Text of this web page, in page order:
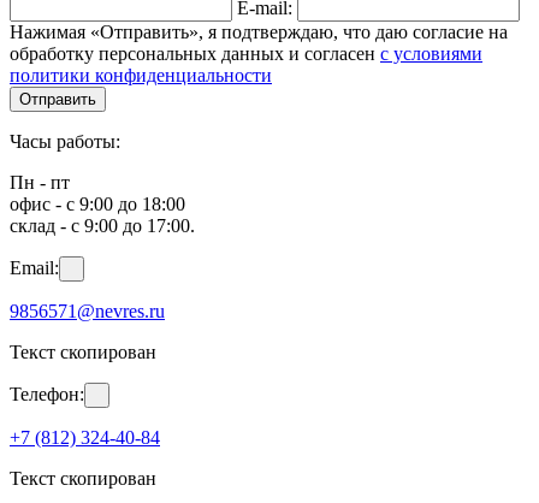
E-mail:
Нажимая «Отправить», я подтверждаю, что даю согласие на
обработку персональных данных и согласен с условиями
политики конфиденциальности
Отправить
Часы работы:
Пн - пт
офис - с 9:00 до 18:00
склад - с 9:00 до 17:00.
Email:
9856571@nevres.ru
Текст скопирован
Телефон:
+7 (812) 324-40-84
Текст скопирован